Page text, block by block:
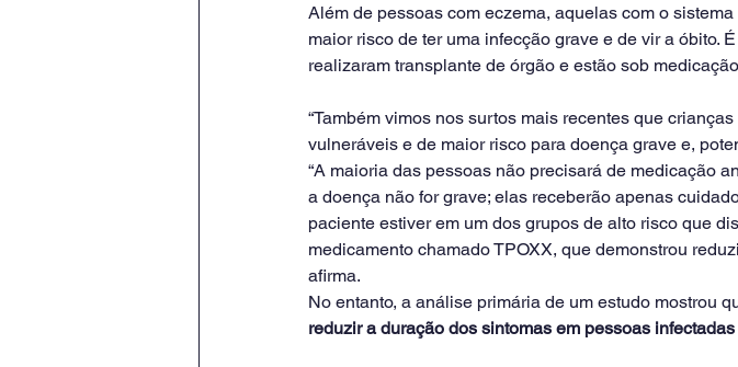
Além de pessoas com eczema, aquelas com o
maior risco de ter uma infecção grave e de vir a óbito.
realizaram transplante de órgão e estão sob
“Também vimos nos surtos mais recentes que
vulneráveis e de maior risco para doença grave e,
“A maioria das pessoas não precisará de medicação
a doença não for grave; elas receberão apenas
paciente estiver em um dos grupos de alto risco que
medicamento chamado TPOXX, que demonstrou
afirma.
No entanto, a análise primária de um estudo mostrou
reduzir a duração dos sintomas em pessoas